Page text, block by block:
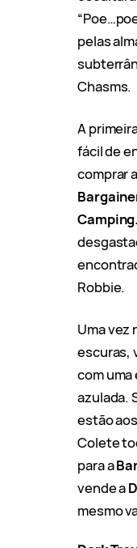
pelas
Chasms.
A
fácil de
comprar a
Camping.
Robbie.
Uma vez
escuras,
com
azulada.
estão
Colete
para a
vende a
mesmo